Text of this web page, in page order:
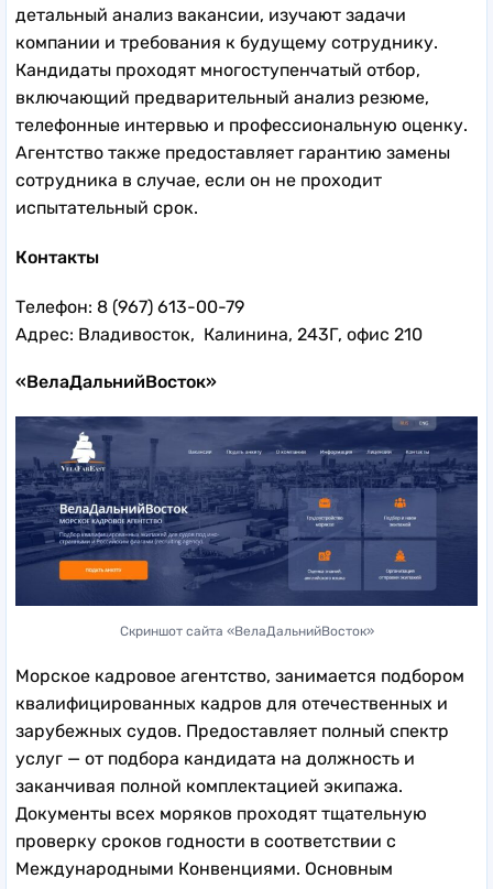
детальный анализ вакансии, изучают задачи
компании и требования к будущему сотруднику.
Кандидаты проходят многоступенчатый отбор,
включающий предварительный анализ резюме,
телефонные интервью и профессиональную оценку.
Агентство также предоставляет гарантию замены
сотрудника в случае, если он не проходит
испытательный срок.
Контакты
Телефон: 8 (967) 613-00-79
Адрес: Владивосток, Калинина, 243Г, офис 210
«ВелаДальнийВосток»
Скриншот сайта «ВелаДальнийВосток»
Морское кадровое агентство, занимается подбором
квалифицированных кадров для отечественных и
зарубежных судов. Предоставляет полный спектр
услуг — от подбора кандидата на должность и
заканчивая полной комплектацией экипажа.
Документы всех моряков проходят тщательную
проверку сроков годности в соответствии с
Международными Конвенциями. Основным